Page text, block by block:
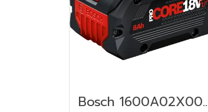
Bosch 1600A02X00 แพ็ค